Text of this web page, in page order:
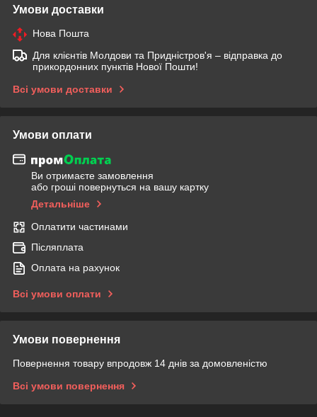
Умови доставки
Нова Пошта
Для клієнтів Молдови та Придністров'я – відправка до
прикордонних пунктів Нової Пошти!
Всі умови доставки
Умови оплати
Ви отримаєте замовлення
або гроші повернуться на вашу картку
Детальніше
Оплатити частинами
Післяплата
Оплата на рахунок
Всі умови оплати
Умови повернення
Повернення товару впродовж 14 днів за домовленістю
Всі умови повернення